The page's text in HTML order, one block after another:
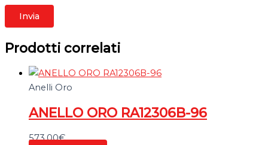
Prodotti correlati
Anelli Oro
ANELLO ORO RA12306B-96
573,00€